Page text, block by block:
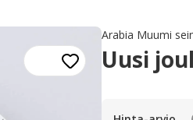
Arabia Muumi
Uusi